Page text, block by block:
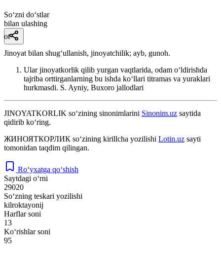
So‘zni do‘stlar
bilan ulashing
ot
Jinoyat bilan shugʻullanish, jinoyatchilik; ayb, gunoh.
Ular jinoyatkorlik qilib yurgan vaqtlarida, odam oʻldirishda
tajriba orttirganlarning bu ishda koʻllari titramas va yuraklari
hurkmasdi. S. Ayniy, Buxoro jallodlari
JINOYATKORLIK so‘zining sinonimlarini Sinonim.uz saytida
qidirib ko‘ring.
ЖИНОЯТКОРЛИК so‘zining kirillcha yozilishi Lotin.uz sayti
tomonidan taqdim qilingan.
Ro‘yxatga qo‘shish
Saytdagi o‘rni
29020
So‘zning teskari yozilishi
kilroktayonij
Harflar soni
13
Ko‘rishlar soni
95